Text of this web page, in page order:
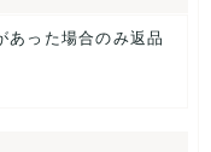
あった場合のみ返品